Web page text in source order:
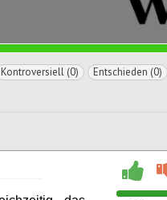
Kontroversiell (0) Entschieden (0)